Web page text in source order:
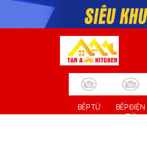
BẾP TỪ
BẾP ĐIỆN
TỪ